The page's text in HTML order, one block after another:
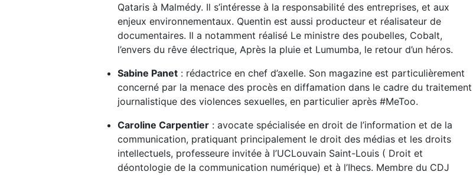
Qataris à Malmédy. Il s’intéresse à la responsabilité des entreprises, et aux
enjeux environnementaux. Quentin est aussi producteur et réalisateur de
documentaires. Il a notamment réalisé Le ministre des poubelles, Cobalt,
l’envers du rêve électrique, Après la pluie et Lumumba, le retour d’un héros.
Sabine Panet : rédactrice en chef d’axelle. Son magazine est particulièrement
concerné par la menace des procès en diffamation dans le cadre du traitement
journalistique des violences sexuelles, en particulier après #MeToo.
Caroline Carpentier : avocate spécialisée en droit de l’information et de la
communication, pratiquant principalement le droit des médias et les droits
intellectuels, professeure invitée à l’UCLouvain Saint-Louis ( Droit et
déontologie de la communication numérique) et à l’Ihecs. Membre du CDJ